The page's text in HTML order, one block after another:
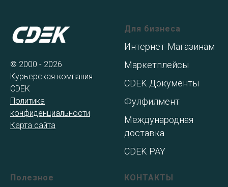
© 2000 - 2026
Курьерская компания
CDEK
Политика
конфиденциальности
Карта сайта
Для бизнеса
Интернет-Магазинам
Маркетплейсы
CDEK Документы
Фулфилмент
Международная
доставка
CDEK PAY
Полезное КОНТАКТЫ